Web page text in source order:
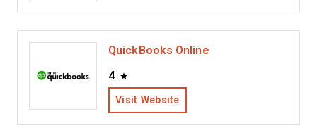
QuickBooks Online
4
Visit Website